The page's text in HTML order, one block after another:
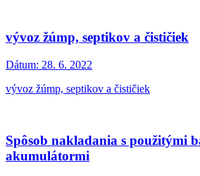
vývoz žúmp, septikov a čističiek
Dátum: 28. 6. 2022
vývoz žúmp, septikov a čističiek
Spôsob nakladania s použitými
akumulátormi